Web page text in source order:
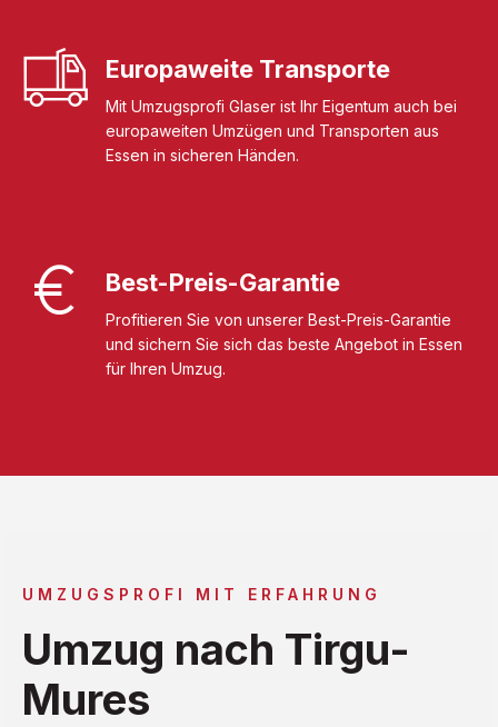
Europaweite Transporte
Mit Umzugsprofi Glaser ist Ihr Eigentum auch bei
europaweiten Umzügen und Transporten aus
Essen in sicheren Händen.
Best-Preis-Garantie
Profitieren Sie von unserer Best-Preis-Garantie
und sichern Sie sich das beste Angebot in Essen
für Ihren Umzug.
UMZUGSPROFI MIT ERFAHRUNG
Umzug nach Tirgu-
Mures